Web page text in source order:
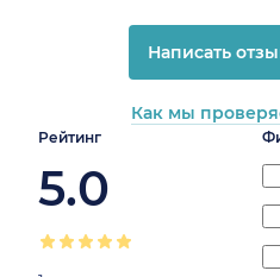
Рейтинг
5.0
0%
Написать
Как мы